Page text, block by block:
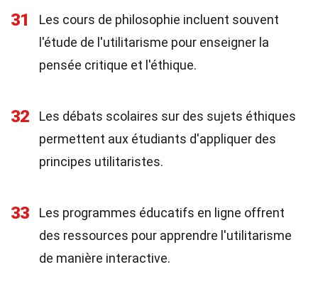
31
Les cours de philosophie incluent souvent
l'étude de l'utilitarisme pour enseigner la
pensée critique et l'éthique.
32
Les débats scolaires sur des sujets éthiques
permettent aux étudiants d'appliquer des
principes utilitaristes.
33
Les programmes éducatifs en ligne offrent
des ressources pour apprendre l'utilitarisme
de manière interactive.